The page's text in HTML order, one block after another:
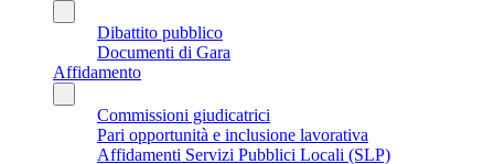
Dibattito pubblico
Documenti di Gara
Affidamento
Commissioni giudicatrici
Pari opportunità e inclusione lavorativa
Affidamenti Servizi Pubblici Locali (SLP)